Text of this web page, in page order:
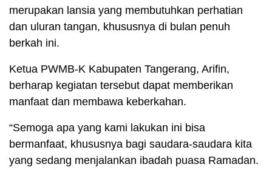
merupakan lansia yang membutuhkan perhatian
dan uluran tangan, khususnya di bulan penuh
berkah ini.
Ketua PWMB-K Kabupaten Tangerang, Arifin,
berharap kegiatan tersebut dapat memberikan
manfaat dan membawa keberkahan.
“Semoga apa yang kami lakukan ini bisa
bermanfaat, khususnya bagi saudara-saudara kita
yang sedang menjalankan ibadah puasa Ramadan.